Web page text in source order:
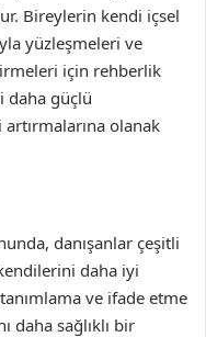
Bireylerin kendi içsel
yüzleşmeleri ve
için rehberlik
daha güçlü
olanak
danışanlar çeşitli
daha iyi
ve ifade etme
daha sağlıklı bir